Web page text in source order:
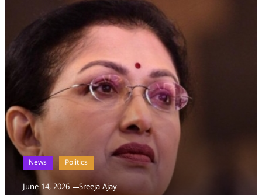
News Politics
June 14, 2026 Sreeja Ajay